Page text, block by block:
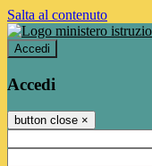
Salta al contenuto
Accedi
Accedi
button close ×